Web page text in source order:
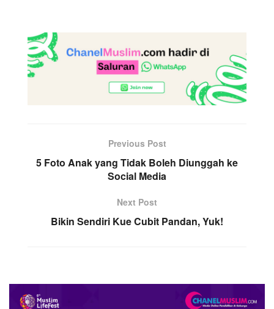
Previous Post
5 Foto Anak yang Tidak Boleh Diunggah ke
Social Media
Next Post
Bikin Sendiri Kue Cubit Pandan, Yuk!